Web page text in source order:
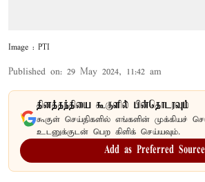
Image : PTI
Published on: 29 May 2024, 11:42 am
தினத்தந்தியை கூகுளில் பின்தொடரவும்
கூகுள் செய்திகளில் எங்களின் முக்கியச்
உடனுக்குடன் பெற கிளிக் செய்யவும்.
Add as Preferred Source